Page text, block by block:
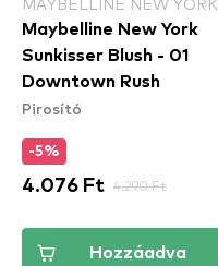
Maybelline New York
Sunkisser Blush - 01
Downtown Rush​
Pirosító
-5%
4.076 Ft 4.290 Ft
Hozzáadva